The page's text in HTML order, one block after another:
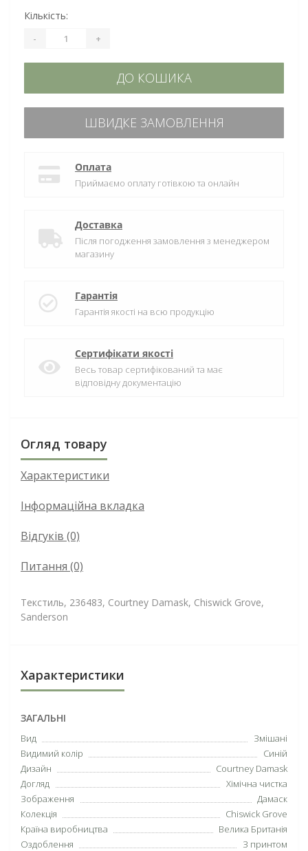
Кількість:
- +
ДО КОШИКА
ШВИДКЕ ЗАМОВЛЕННЯ
Оплата
Приймаємо оплату готівкою та онлайн
Доставка
Після погодження замовлення з менеджером
магазину
Гарантія
Гарантія якості на всю продукцію
Сертифікати якості
Весь товар сертифікований та має
відповідну документацію
Огляд товару
Характеристики
Інформаційна вкладка
Відгуків (0)
Питання (0)
Текстиль, 236483, Courtney Damask, Chiswick Grove,
Sanderson
Характеристики
ЗАГАЛЬНІ
Вид
Змішані
Видимий колір
Синій
Дизайн
Courtney Damask
Догляд
Хімічна чистка
Зображення
Дамаск
Колекція
Chiswick Grove
Країна виробництва
Велика Британія
Оздоблення
З принтом